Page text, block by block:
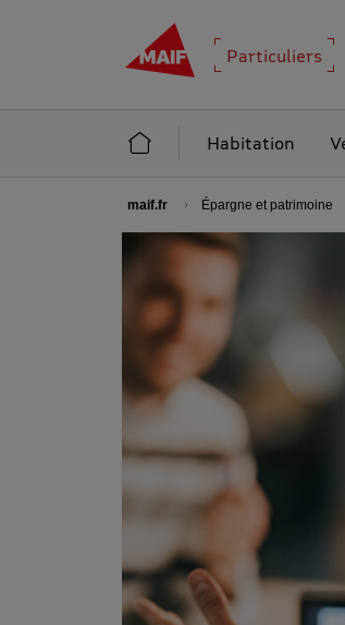
MAIF - Allez à l'accueil de
Particuliers
Accueil Particuliers
Habitation
maif.fr Épargne et patrimoine